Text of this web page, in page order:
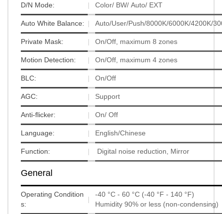
D/N Mode: | Color/ BW/ Auto/ EXT
Auto White Balance: | Auto/User/Push/8000K/6000K/4200K/
Private Mask: | On/Off, maximum 8 zones
Motion Detection: | On/Off, maximum 4 zones
BLC: | On/Off
AGC: | Support
Anti-flicker: | On/ Off
Language: | English/Chinese
Function: | Digital noise reduction, Mirror
General
Operating Condition
s:
|
-40 °C - 60 °C (-40 °F - 140 °F)
Humidity 90% or less (non-condensing)